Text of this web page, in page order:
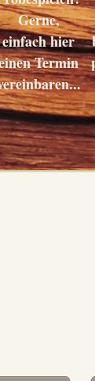
Gerne,
einfach hier
Termin